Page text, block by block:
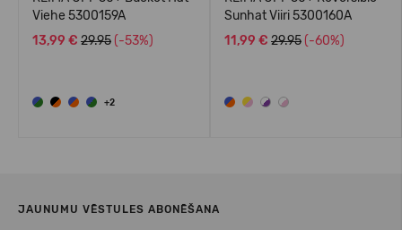
Viehe 5300159A
13,99 € 29.95 (-53%)
+2
Sunhat Viiri 5300160A
11,99 € 29.95 (-60%)
JAUNUMU VĒSTULES ABONĒŠANA